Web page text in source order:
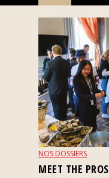
la
une
Reportages
Nos
événements
Spiritueux
NOS DOSSIERS
MEET THE PROS